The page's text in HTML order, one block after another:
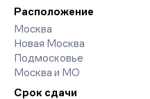
Расположение
Москва
Новая Москва
Подмосковье
Москва и МО
Срок сдачи